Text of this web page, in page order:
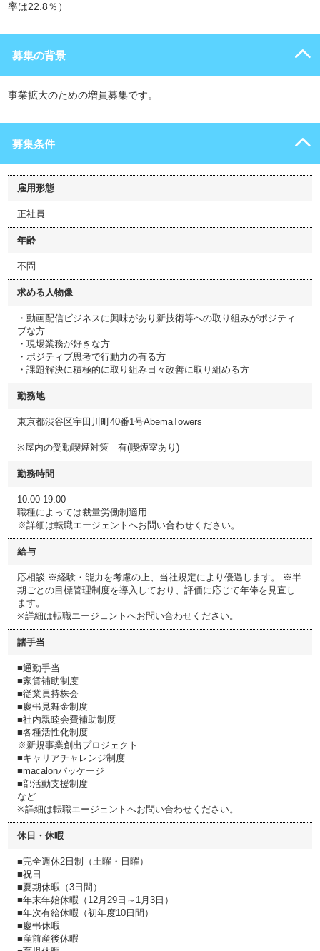
率は22.8％）
募集の背景
事業拡大のための増員募集です。
募集条件
雇用形態
正社員
年齢
不問
求める人物像
・動画配信ビジネスに興味があり新技術等への取り組みがポジティ
ブな方
・現場業務が好きな方
・ポジティブ思考で行動力の有る方
・課題解決に積極的に取り組み日々改善に取り組める方
勤務地
東京都渋谷区宇田川町40番1号AbemaTowers
※屋内の受動喫煙対策 有(喫煙室あり)
勤務時間
10:00-19:00
職種によっては裁量労働制適用
※詳細は転職エージェントへお問い合わせください。
給与
応相談 ※経験・能力を考慮の上、当社規定により優遇します。 ※半
期ごとの目標管理制度を導入しており、評価に応じて年俸を見直し
ます。
※詳細は転職エージェントへお問い合わせください。
諸手当
■通勤手当
■家賃補助制度
■従業員持株会
■慶弔見舞金制度
■社内親睦会費補助制度
■各種活性化制度
※新規事業創出プロジェクト
■キャリアチャレンジ制度
■macalonパッケージ
■部活動支援制度
など
※詳細は転職エージェントへお問い合わせください。
休日・休暇
■完全週休2日制（土曜・日曜）
■祝日
■夏期休暇（3日間）
■年末年始休暇（12月29日～1月3日）
■年次有給休暇（初年度10日間）
■慶弔休暇
■産前産後休暇